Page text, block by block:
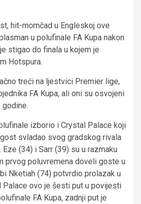
hit-momčad u Engleskoj ove
u polufinale FA Kupa nakon
stigao do finala u kojem je
Hotspura.
treći na ljestvici Premier lige,
FA Kupa, ali oni su osvojeni
godine.
izborio i Crystal Palace koji
svladao svog gradskog rivala
(34) i Sarr (39) su u razmaku
prvog poluvremena doveli goste u
Nketiah (74) potvrdio prolazak u
Palace ovo je šesti put u povijesti
FA Kupa, zadnji put je